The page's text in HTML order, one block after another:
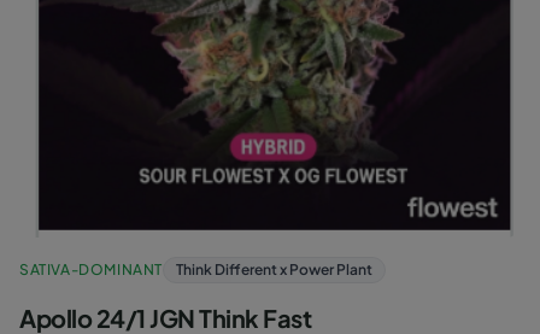
SATIVA-DOMINANT Think Different x Power Plant
Apollo 24/1 JGN Think Fast